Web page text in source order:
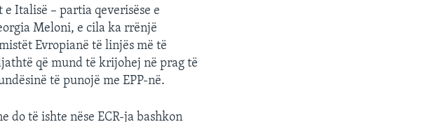
Italisë – partia qeverisëse e
Meloni, e cila ka rrënjë
Evropianë të linjës më të
që mund të krijohej në prag të
të punojë me EPP-në.
do të ishte nëse ECR-ja bashkon